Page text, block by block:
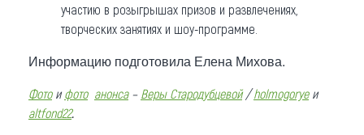
участию в розыгрышах призов и развлечениях,
творческих занятиях и шоу-программе.
Информацию подготовила Елена Михова.
Фотои фото анонса– Веры Стародубцевой/holmogorye и
altfond22.